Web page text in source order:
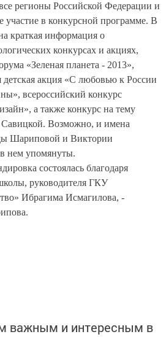
регионы Российской Федерации и
в конкурсной программе. В
краткая информация о
конкурсах и акциях,
«Зеленая планета - 2013»,
детская акция «С любовью к России
всероссийский конкурс
а также конкурс на тему
Савицкой. Возможно, и имена
Шариповой и Виктории
нем упомянуты.
состоялась благодаря
руководителя ГКУ
Ибрагима Исмагилова, -
важным и интересным в